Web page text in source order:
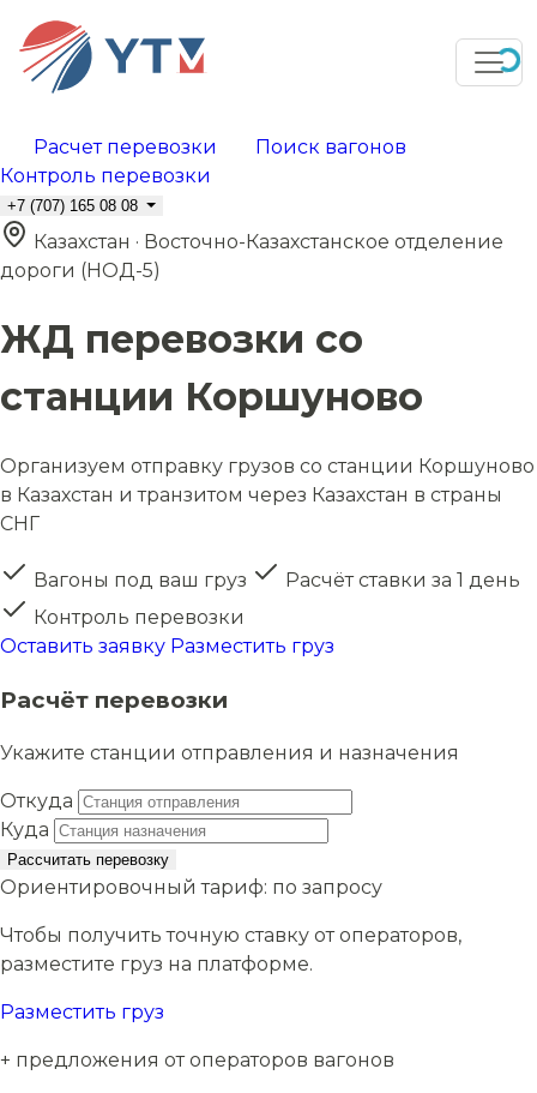
Расчет перевозки
Поиск вагонов
Контроль перевозки
+7 (707) 165 08 08
Казахстан · Восточно-Казахстанское отделение
дороги (НОД-5)
ЖД перевозки со
станции Коршуново
Организуем отправку грузов со станции Коршуново
в Казахстан и транзитом через Казахстан в страны
СНГ
Вагоны под ваш груз
Расчёт ставки за 1 день
Контроль перевозки
Оставить заявку Разместить груз
Расчёт перевозки
Укажите станции отправления и назначения
Откуда
Куда
Рассчитать перевозку
Ориентировочный тариф: по запросу
Чтобы получить точную ставку от операторов,
разместите груз на платформе.
Разместить груз
+ предложения от операторов вагонов